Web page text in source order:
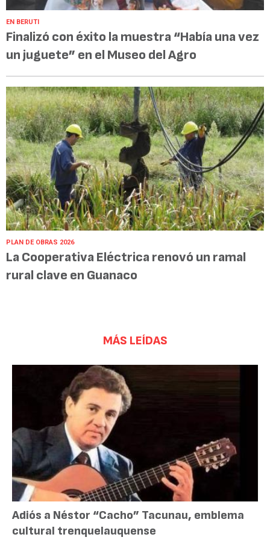
EN BERUTI
Finalizó con éxito la muestra “Había una vez
un juguete” en el Museo del Agro
PLAN DE OBRAS 2026
La Cooperativa Eléctrica renovó un ramal
rural clave en Guanaco
MÁS LEÍDAS
Adiós a Néstor “Cacho” Tacunau, emblema
cultural trenquelauquense